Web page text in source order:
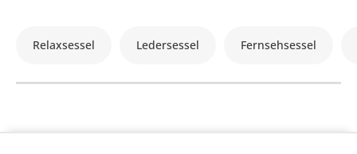
Relaxsessel Ledersessel Fernsehsessel